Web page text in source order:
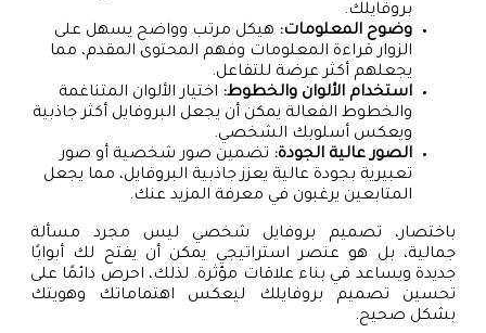
بروفايلك.
وضوح المعلومات: هيكل مرتب وواضح يسهل على
الزوار قراءة المعلومات وفهم المحتوى المقدم، مما
يجعلهم أكثر عرضة للتفاعل.
استخدام الألوان والخطوط: اختيار الألوان المتناغمة
والخطوط الفعالة يمكن أن يجعل البروفايل أكثر جاذبية
ويعكس أسلوبك الشخصي.
الصور عالية الجودة: تضمين صور شخصية أو صور
تعبيرية بجودة عالية يعزز جاذبية البروفايل، مما يجعل
المتابعين يرغبون في معرفة المزيد عنك.
باختصار، تصميم بروفايل شخصي ليس مجرد مسألة
جمالية، بل هو عنصر استراتيجي يمكن أن يفتح لك أبوابًا
جديدة ويساعد في بناء علاقات مؤثرة. لذلك، احرص دائمًا على
تحسين تصميم بروفايلك ليعكس اهتماماتك وهويتك
بشكل صحيح.